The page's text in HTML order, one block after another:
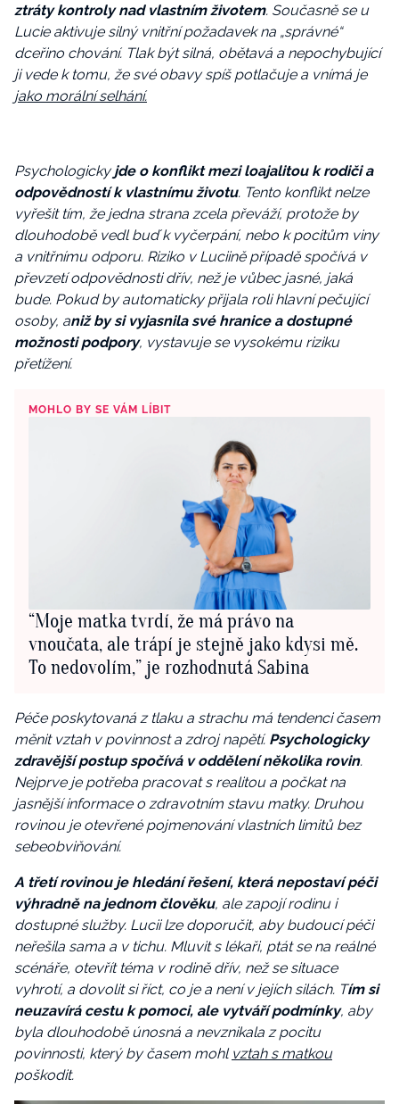
ztráty kontroly nad vlastním životem. Současně se u
Lucie aktivuje silný vnitřní požadavek na „správné“
dceřino chování. Tlak být silná, obětavá a nepochybující
ji vede k tomu, že své obavy spíš potlačuje a vnímá je
jako morální selhání.
Psychologickyjde o konflikt mezi loajalitou k rodiči a
odpovědností k vlastnímu životu. Tento konflikt nelze
vyřešit tím, že jedna strana zcela převáží, protože by
dlouhodobě vedl buď k vyčerpání, nebo k pocitům viny
a vnitřnímu odporu. Riziko v Luciině případě spočívá v
převzetí odpovědnosti dřív, než je vůbec jasné, jaká
bude. Pokud by automaticky přijala roli hlavní pečující
osoby, aniž by si vyjasnila své hranice a dostupné
možnosti podpory, vystavuje se vysokému riziku
přetížení.
MOHLO BY SE VÁM LÍBIT
“Moje matka tvrdí, že má právo na
vnoučata, ale trápí je stejně jako kdysi mě.
To nedovolím,” je rozhodnutá Sabina
Péče poskytovaná z tlaku a strachu má tendenci časem
měnit vztah v povinnost a zdroj napětí. Psychologicky
zdravější postup spočívá v oddělení několika rovin.
Nejprve je potřeba pracovat s realitou a počkat na
jasnější informace o zdravotním stavu matky. Druhou
rovinou je otevřené pojmenování vlastních limitů bez
sebeobviňování.
A třetí rovinou je hledání řešení, která nepostaví péči
výhradně na jednom člověku, ale zapojí rodinu i
dostupné služby. Lucii lze doporučit, aby budoucí péči
neřešila sama a v tichu. Mluvit s lékaři, ptát se na reálné
scénáře, otevřít téma v rodině dřív, než se situace
vyhrotí, a dovolit si říct, co je a není v jejích silách. Tím si
neuzavírá cestu k pomoci, ale vytváří podmínky, aby
byla dlouhodobě únosná a nevznikala z pocitu
povinnosti, který by časem mohl vztah s matkou
poškodit.